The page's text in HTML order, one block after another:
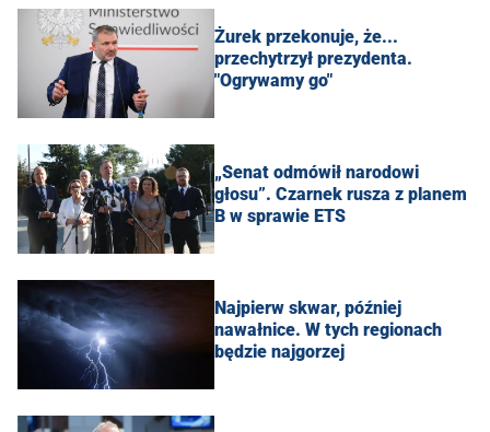
Żurek przekonuje, że...
przechytrzył prezydenta.
"Ogrywamy go"
„Senat odmówił narodowi
głosu”. Czarnek rusza z planem
B w sprawie ETS
Najpierw skwar, później
nawałnice. W tych regionach
będzie najgorzej